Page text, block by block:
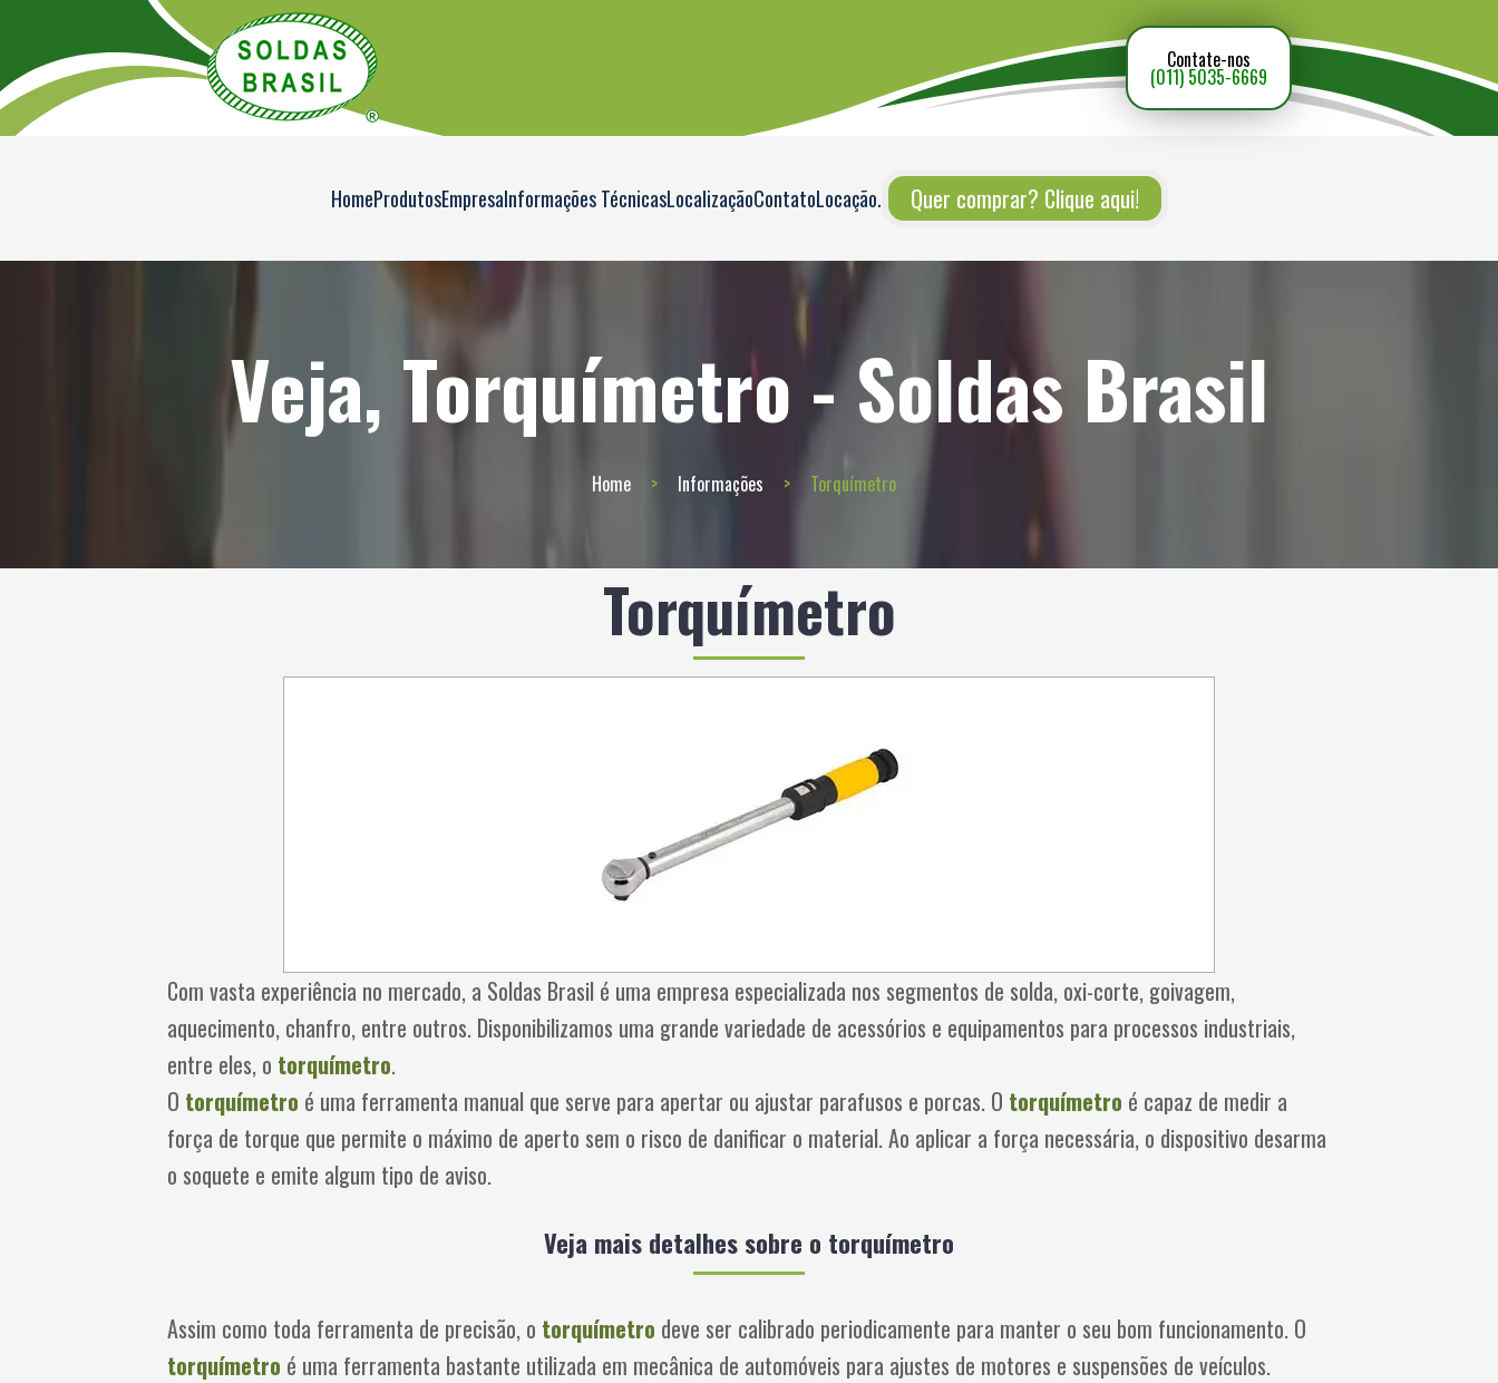
Contate-nos
(011) 5035-6669
HomeProdutosEmpresaInformações TécnicasLocalizaçãoContatoLocação. Quer comprar? Clique aqui!
Veja, Torquímetro - Soldas Brasil
Home Informações Torquímetro
Torquímetro
Com vasta experiência no mercado, a Soldas Brasil é uma empresa especializada nos segmentos de solda, oxi-corte, goivagem,
aquecimento, chanfro, entre outros. Disponibilizamos uma grande variedade de acessórios e equipamentos para processos industriais,
entre eles, o torquímetro.
O torquímetro é uma ferramenta manual que serve para apertar ou ajustar parafusos e porcas. O torquímetro é capaz de medir a
força de torque que permite o máximo de aperto sem o risco de danificar o material. Ao aplicar a força necessária, o dispositivo desarma
o soquete e emite algum tipo de aviso.
Veja mais detalhes sobre o torquímetro
Assim como toda ferramenta de precisão, o torquímetro deve ser calibrado periodicamente para manter o seu bom funcionamento. O
torquímetro é uma ferramenta bastante utilizada em mecânica de automóveis para ajustes de motores e suspensões de veículos.